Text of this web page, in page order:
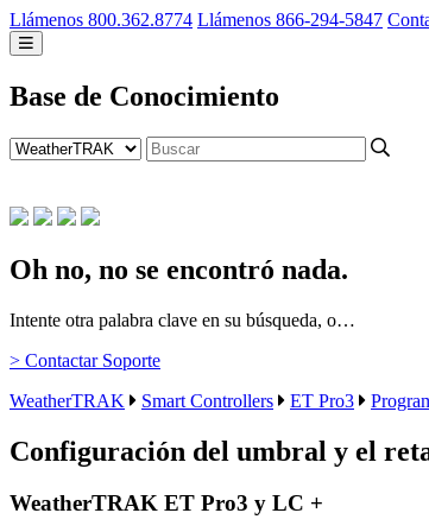
Llámenos 800.362.8774 Llámenos 866-294-5847
Base de Conocimiento
Oh no, no se encontró nada.
Intente otra palabra clave en su búsqueda, o…
> Contactar Soporte
WeatherTRAK
Smart Controllers ET Pro3
Configuración del umbral y el
WeatherTRAK ET Pro3 y LC +